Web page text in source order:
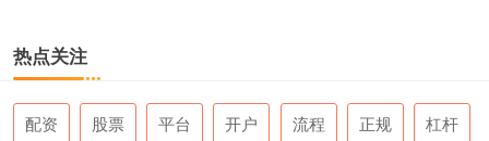
热点关注
配资 股票 平台 开户 流程 正规 杠杆